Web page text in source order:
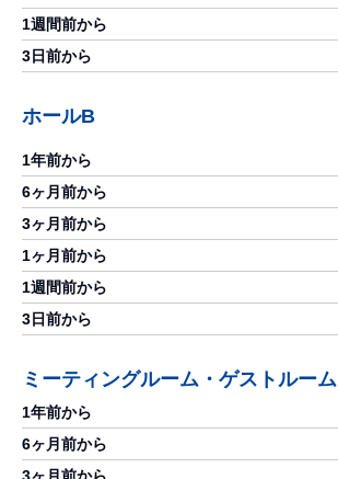
ホールB
ミーティングルーム ・ ゲストルーム